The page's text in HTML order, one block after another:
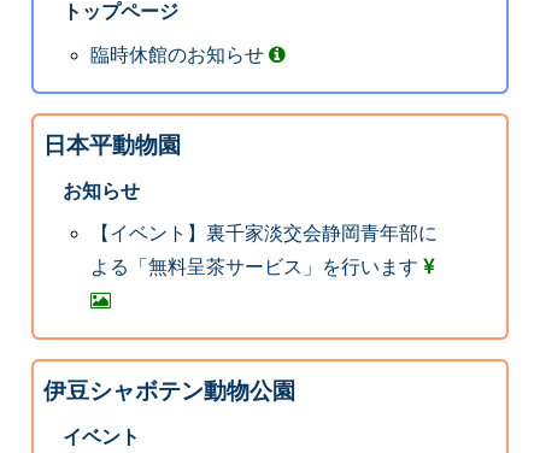
トップページ
臨時休館のお知らせ
日本平動物園
お知らせ
【イベント】裏千家淡交会静岡青年部に
よる「無料呈茶サービス」を行います
伊豆シャボテン動物公園
イベント